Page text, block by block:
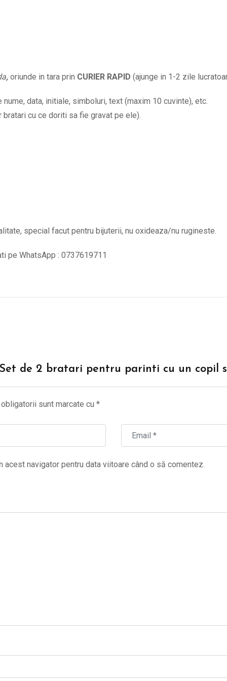
numele
lui
la
, oriunde in tara prin CURIER RAPID (ajunge in 1-2 zile
data, initiale, simboluri, text (maxim 10 cuvinte), etc.
cu ce doriti sa fie gravat pe ele).
special facut pentru bijuterii, nu oxideaza/nu rugineste.
pe WhatsApp : 0737619711
de 2 bratari pentru parinti cu un copil
sunt marcate cu *
navigator pentru data viitoare când o să comentez.